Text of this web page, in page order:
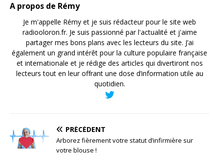
A propos de Rémy
Je m'appelle Rémy et je suis rédacteur pour le site web
radiooloron.fr. Je suis passionné par l'actualité et j'aime
partager mes bons plans avec les lecteurs du site. J’ai
également un grand intérêt pour la culture populaire française
et internationale et je rédige des articles qui divertiront nos
lecteurs tout en leur offrant une dose d’information utile au
quotidien.
PRÉCÉDENT
Arborez fièrement votre statut d’infirmière sur
votre blouse !